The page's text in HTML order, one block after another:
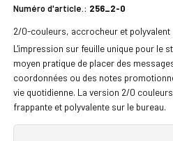
Numéro d'article.: 256_2-0
2/0-couleurs, accrocheur et polyvalent
L'impression sur feuille unique pour le
moyen pratique de placer des
coordonnées ou des notes
vie quotidienne. La version 2/0
frappante et polyvalente sur le bureau.